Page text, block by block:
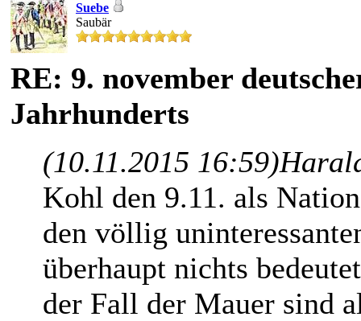
Suebe
Saubär
RE: 9. november
Jahrhunderts
(10.11.2015 16:59)
Kohl den 9.11. als
den völlig
überhaupt nichts
der Fall der Mauer sind